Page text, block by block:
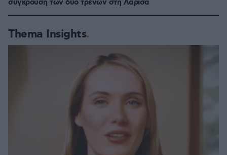
σύγκρουση των δύο τρένων στη Λάρισα
Thema Insights